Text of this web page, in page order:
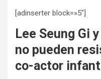
[adinserter block=»5″]
Lee Seung Gi
no pueden
co-actor